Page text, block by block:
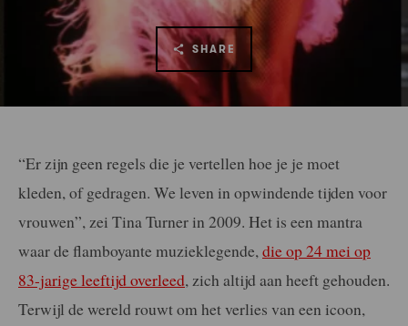
SHARE
“Er zijn geen regels die je vertellen hoe je je moet
kleden, of gedragen. We leven in opwindende tijden voor
vrouwen”, zei Tina Turner in 2009. Het is een mantra
waar de flamboyante muzieklegende,die op 24 mei op
83-jarige leeftijd overleed, zich altijd aan heeft gehouden.
Terwijl de wereld rouwt om het verlies van een icoon,